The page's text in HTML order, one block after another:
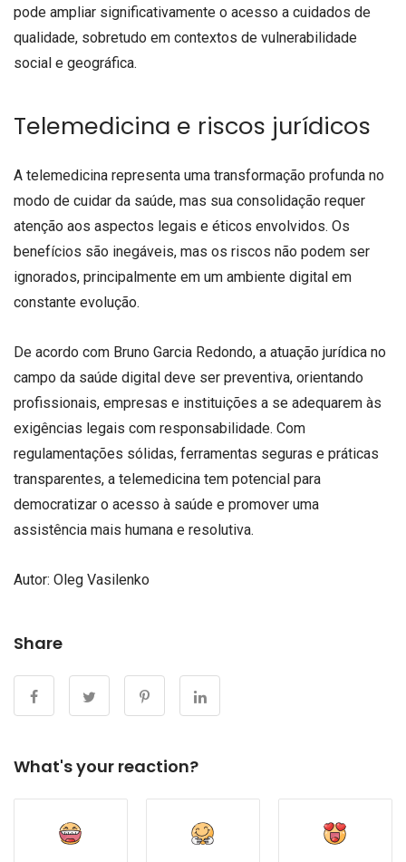
pode ampliar significativamente o acesso a cuidados de
qualidade, sobretudo em contextos de vulnerabilidade
social e geográfica.
Telemedicina e riscos jurídicos
A telemedicina representa uma transformação profunda no
modo de cuidar da saúde, mas sua consolidação requer
atenção aos aspectos legais e éticos envolvidos. Os
benefícios são inegáveis, mas os riscos não podem ser
ignorados, principalmente em um ambiente digital em
constante evolução.
De acordo com Bruno Garcia Redondo, a atuação jurídica no
campo da saúde digital deve ser preventiva, orientando
profissionais, empresas e instituições a se adequarem às
exigências legais com responsabilidade. Com
regulamentações sólidas, ferramentas seguras e práticas
transparentes, a telemedicina tem potencial para
democratizar o acesso à saúde e promover uma
assistência mais humana e resolutiva.
Autor: Oleg Vasilenko
Share
What's your reaction?